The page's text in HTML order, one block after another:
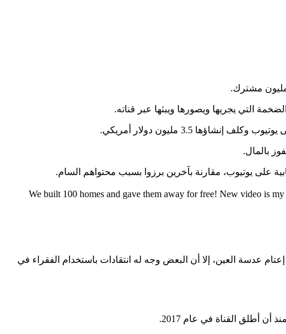
We built 100 homes and gave them away for free! New video is
على جهود مستر بيست لجمعه المال من أجل إجراء عمليات مثل علاج 1000 شخص من مرض إعتام عدسة العين، إلا أن البعض وجه له انتقادات باستخدام الفقراء في
أطلق القناة في عام 2017.